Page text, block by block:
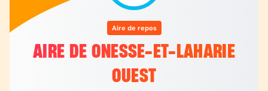
Aire de repos
AIRE DE ONESSE-ET-LAHARIE
OUEST